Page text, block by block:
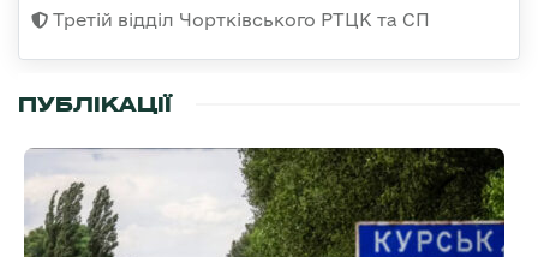
Третій відділ Чортківського РТЦК та СП
ПУБЛІКАЦІЇ